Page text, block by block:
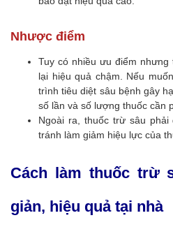
Nhược điểm
Tuy có nhiều ưu điểm
lại hiệu quả chậm. Nếu
trình tiêu diệt sâu bệnh gây
số lần và số lượng thuốc cần
Ngoài ra, thuốc trừ sâu
tránh làm giảm hiệu lực của
Cách làm thuốc trừ
giản, hiệu quả tại nhà